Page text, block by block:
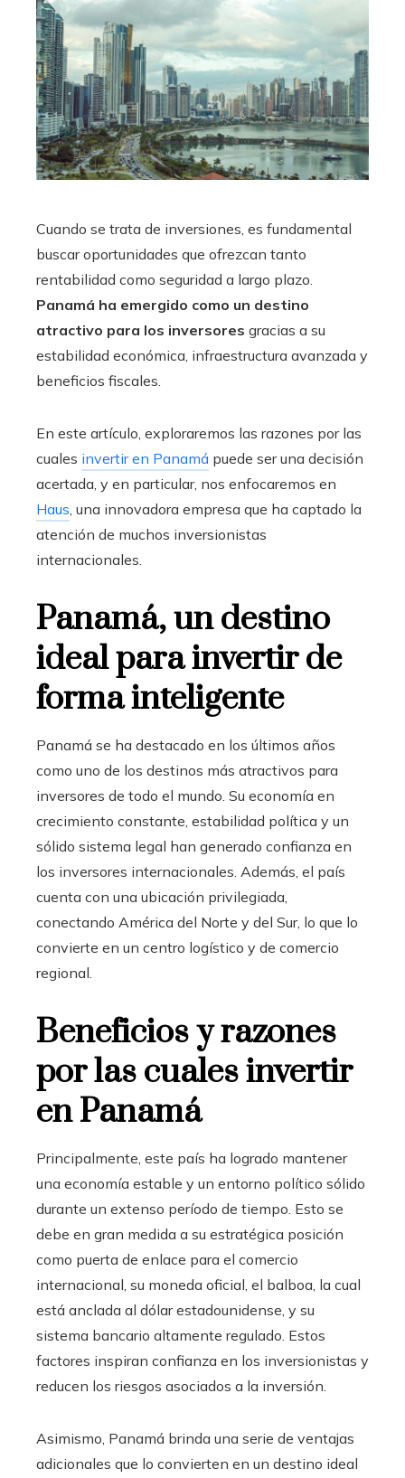
Cuando se trata de inversiones, es fundamental
buscar oportunidades que ofrezcan tanto
rentabilidad como seguridad a largo plazo.
Panamá ha emergido como un destino
atractivo para los inversores gracias a su
estabilidad económica, infraestructura avanzada y
beneficios fiscales.
En este artículo, exploraremos las razones por las
cuales invertir en Panamá puede ser una decisión
acertada, y en particular, nos enfocaremos en
Haus , una innovadora empresa que ha captado la
atención de muchos inversionistas
internacionales.
Panamá, un destino
ideal para invertir de
forma inteligente
Panamá se ha destacado en los últimos años
como uno de los destinos más atractivos para
inversores de todo el mundo. Su economía en
crecimiento constante, estabilidad política y un
sólido sistema legal han generado confianza en
los inversores internacionales. Además, el país
cuenta con una ubicación privilegiada,
conectando América del Norte y del Sur, lo que lo
convierte en un centro logístico y de comercio
regional.
Beneficios y razones
por las cuales invertir
en Panamá
Principalmente, este país ha logrado mantener
una economía estable y un entorno político sólido
durante un extenso período de tiempo. Esto se
debe en gran medida a su estratégica posición
como puerta de enlace para el comercio
internacional, su moneda oficial, el balboa, la cual
está anclada al dólar estadounidense, y su
sistema bancario altamente regulado. Estos
factores inspiran confianza en los inversionistas y
reducen los riesgos asociados a la inversión.
Asimismo, Panamá brinda una serie de ventajas
adicionales que lo convierten en un destino ideal